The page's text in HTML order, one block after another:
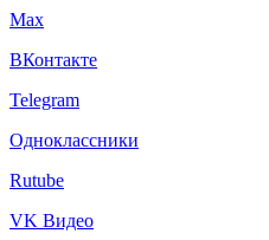
Max
ВКонтакте
Telegram
Одноклассники
Rutube
VK Видео